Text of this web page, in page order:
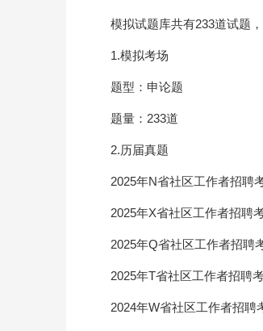
模拟试题库共有233道试题
1.模拟考场
题型：申论题
题量：233道
2.历届真题
2025年N省社区工作者招聘
2025年X省社区工作者招聘
2025年Q省社区工作者招聘
2025年T省社区工作者招聘
2024年W省社区工作者招聘